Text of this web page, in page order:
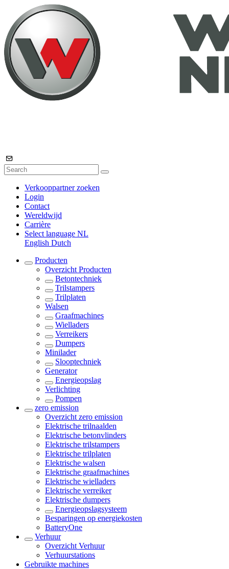
Verkooppartner zoeken
Login
Contact
Wereldwijd
Carrière
Select language NL
English Dutch
Producten
Overzicht Producten
Betontechniek
Trilstampers
Trilplaten
Walsen
Graafmachines
Wielladers
Verreikers
Dumpers
Minilader
Slooptechniek
Generator
Energieopslag
Verlichting
Pompen
zero emission
Overzicht zero emission
Elektrische trilnaalden
Elektrische betonvlinders
Elektrische trilstampers
Elektrische trilplaten
Elektrische walsen
Elektrische graafmachines
Elektrische wielladers
Elektrische verreiker
Elektrische dumpers
Energieopslagsysteem
Besparingen op energiekosten
BatteryOne
Verhuur
Overzicht Verhuur
Verhuurstations
Gebruikte machines